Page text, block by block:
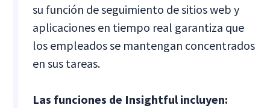
su función de seguimiento de sitios web y
aplicaciones en tiempo real garantiza que
los empleados se mantengan concentrados
en sus tareas.
Las funciones de Insightful incluyen: